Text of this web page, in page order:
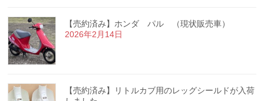
【売約済み】ホンダ パル （現状販売車）
2026年2月14日
【売約済み】リトルカブ用のレッグシールドが入荷